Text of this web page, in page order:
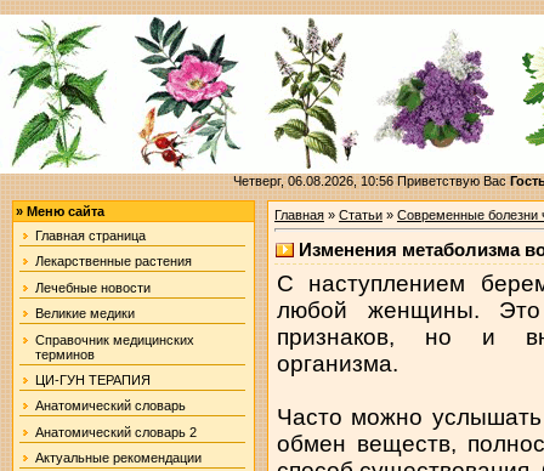
Четверг, 06.08.2026, 10:56Приветствую Вас
» Меню сайта
Главная страница
Лекарственные растения
Лечебные новости
Великие медики
Справочник медицинских
терминов
ЦИ-ГУН ТЕРАПИЯ
Анатомический словарь
Анатомический словарь 2
Актуальные рекомендации
Главная» Статьи» Современные болезни
Изменения метаболизма
С наступлением
любой женщины. Это
признаков, но и
организма.
Часто можно
обмен веществ,